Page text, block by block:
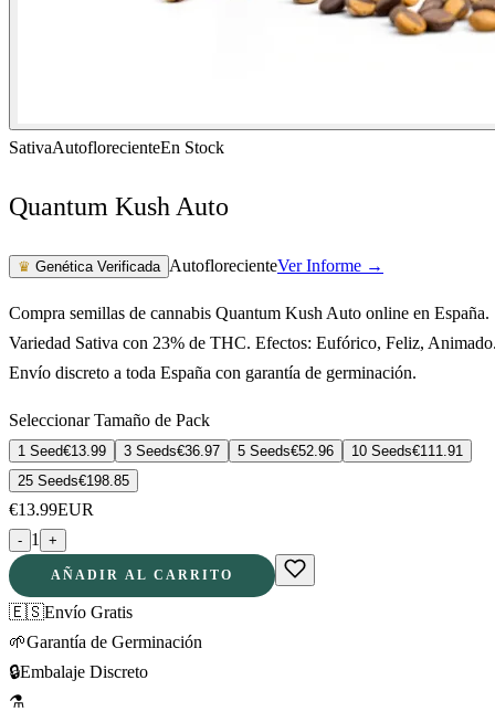
SativaAutoflorecienteEn Stock
Quantum Kush Auto
♛ Genética Verificada AutoflorecienteVer Informe →
Compra semillas de cannabis Quantum Kush Auto online en España.
Variedad Sativa con 23% de THC. Efectos: Eufórico, Feliz,
Envío discreto a toda España con garantía de germinación.
Seleccionar Tamaño de Pack
1 Seed€13.99 3 Seeds€36.97 5 Seeds€52.96 10 Seeds€111.91
25 Seeds€198.85
€13.99EUR
- 1 +
AÑADIR AL CARRITO
🇪🇸Envío Gratis
🌱Garantía de Germinación
🔒Embalaje Discreto
⚗